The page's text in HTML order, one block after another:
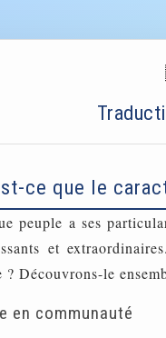
ce que le
peuple a ses
et
? Découvrons-le
en communauté